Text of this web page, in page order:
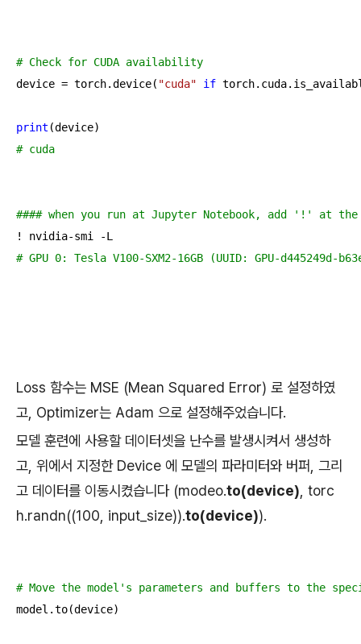
# Check for CUDA availability
device = torch.device( "cuda" if
print
# cuda
#### when you run at Jupyter Notebook, add '!' at
# GPU 0: Tesla V100-SXM2-16GB (UUID: GPU-d445249d-
Loss 함수는 MSE (Mean Squared Error) 로 설정하였
고, Optimizer는 Adam 으로 설정해주었습니다.
모델 훈련에 사용할 데이터셋을 난수를 발생시켜서 생성하
고, 위에서 지정한 Device 에 모델의 파라미터와 버퍼, 그리
고 데이터를 이동시켰습니다 (modeo.to(device), torc
h.randn((100, input_size)).to(device)).
# Move the model's parameters and buffers to the
model.to(device)